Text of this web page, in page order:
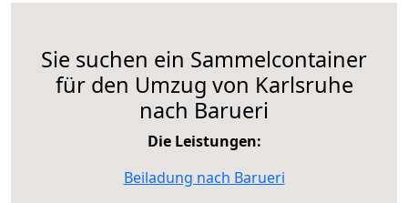
Sie suchen ein Sammelcontainer
für den Umzug von Karlsruhe
nach Barueri
Die Leistungen:
Beiladung nach Barueri